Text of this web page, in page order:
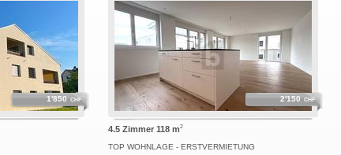
1'850 CHF 2'150 CHF
4.5 Zimmer 118 m2
TOP WOHNLAGE - ERSTVERMIETUNG